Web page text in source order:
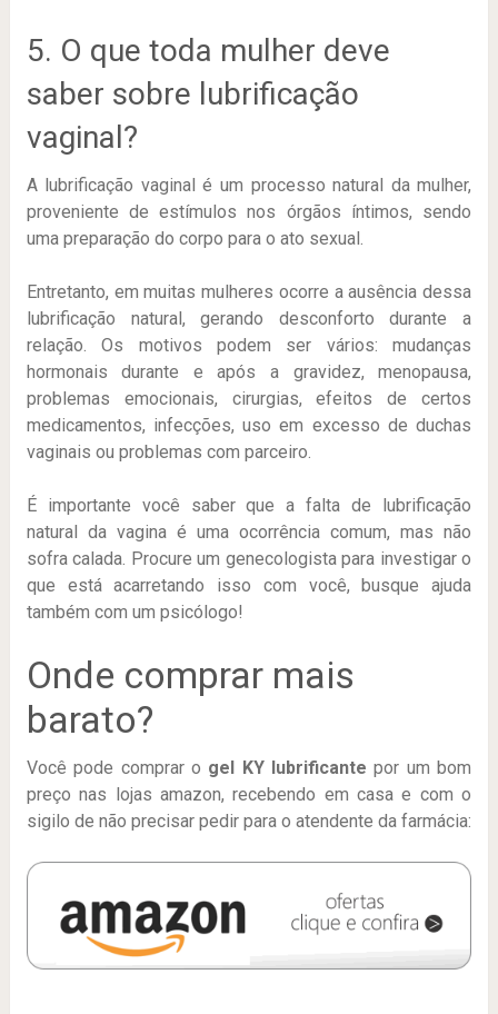
5. O que toda mulher deve
saber sobre lubrificação
vaginal?
A lubrificação vaginal é um processo natural da mulher,
proveniente de estímulos nos órgãos íntimos, sendo
uma preparação do corpo para o ato sexual.
Entretanto, em muitas mulheres ocorre a ausência dessa
lubrificação natural, gerando desconforto durante a
relação. Os motivos podem ser vários: mudanças
hormonais durante e após a gravidez, menopausa,
problemas emocionais, cirurgias, efeitos de certos
medicamentos, infecções, uso em excesso de duchas
vaginais ou problemas com parceiro.
É importante você saber que a falta de lubrificação
natural da vagina é uma ocorrência comum, mas não
sofra calada. Procure um genecologista para investigar o
que está acarretando isso com você, busque ajuda
também com um psicólogo!
Onde comprar mais
barato?
Você pode comprar o gel KY lubrificante por um bom
preço nas lojas amazon, recebendo em casa e com o
sigilo de não precisar pedir para o atendente da farmácia: